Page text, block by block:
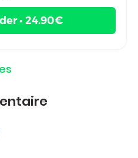
• 24.90€